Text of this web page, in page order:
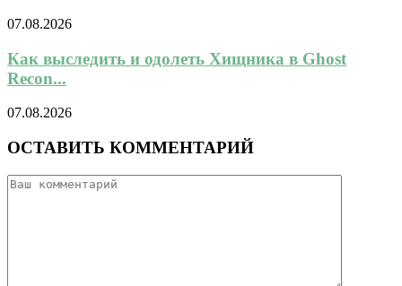
07.08.2026
Как выследить и одолеть Хищника в Ghost
Recon...
07.08.2026
ОСТАВИТЬ КОММЕНТАРИЙ